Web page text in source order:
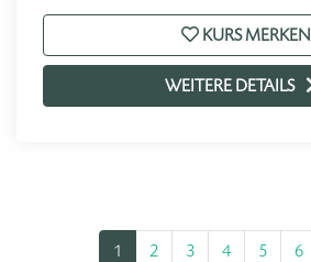
KURS MERKEN
WEITERE DETAILS
1 2 3 4 5 6